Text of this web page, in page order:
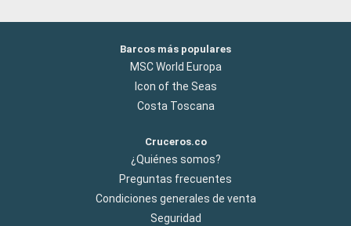
Barcos más populares
MSC World Europa
Icon of the Seas
Costa Toscana
Cruceros.co
¿Quiénes somos?
Preguntas frecuentes
Condiciones generales de venta
Seguridad